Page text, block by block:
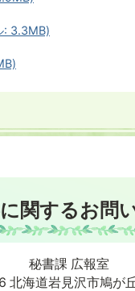
: 3.3MB)
関するお問
秘書課 広報室
海道岩見沢市鳩が